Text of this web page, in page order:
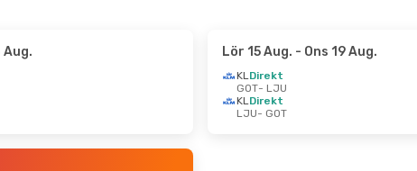
Aug. Lör 15 Aug. - Ons 19 Aug.
KLDirekt
GOT- LJU
KLDirekt
LJU- GOT